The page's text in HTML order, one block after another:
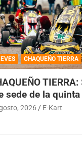
CHAQUEÑO TIERRA
sede de la
2026 E-Kart
DE E-KART.COM.AR
6